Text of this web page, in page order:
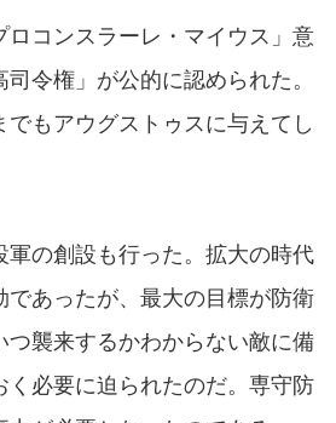
ロコンスラーレ・マイウス」意
令権」が公的に認められた。
でもアウグストゥスに与えてし
軍の創設も行った。拡大の時代
であったが、最大の目標が防衛
つ襲来するかわからない敵に備
く必要に迫られたのだ。専守防